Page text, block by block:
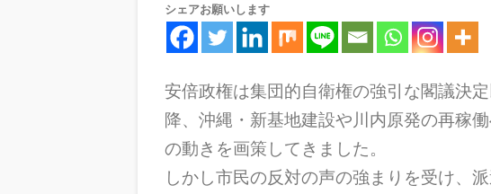
シェアお願いします
安倍政権は集団的自衛権の強引な閣議決
降、沖縄・新基地建設や川内原発の再稼
の動きを画策してきました。
しかし市民の反対の声の強まりを受け、